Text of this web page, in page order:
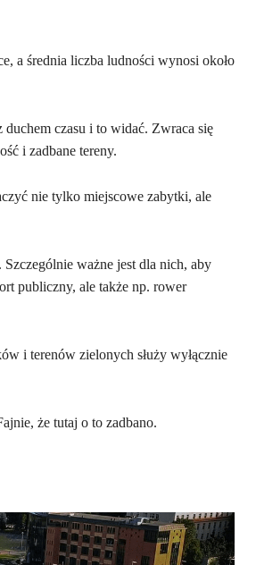
a średnia liczba ludności wynosi około
duchem czasu i to widać. Zwraca się
i zadbane tereny.
nie tylko miejscowe zabytki, ale
ważne jest dla nich, aby
publiczny, ale także np. rower
i terenów zielonych służy wyłącznie
że tutaj o to zadbano.